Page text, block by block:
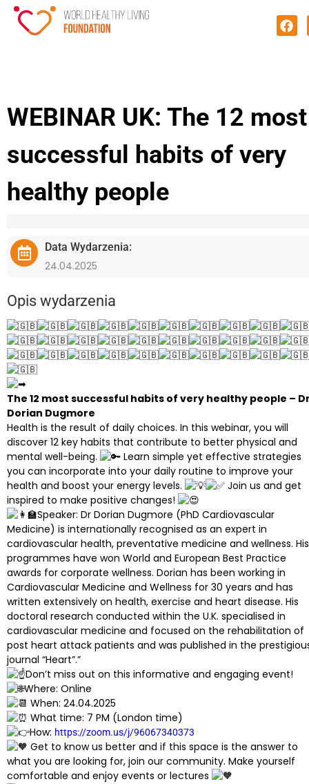
WEBINAR UK: The 12 most
successful habits of very
healthy people
Data Wydarzenia:
24.04.2025
Opis wydarzenia
The 12 most successful habits of very healthy people –
Dorian Dugmore
Health is the result of daily choices. In this webinar, you will
discover 12 key habits that contribute to better physical and
mental well-being.
Learn simple yet effective strategies
you can incorporate into your daily routine to improve your
health and boost your energy levels.
Join us and get
inspired to make positive changes!
Speaker: Dr Dorian Dugmore (PhD Cardiovascular
Medicine) is internationally recognised as an expert in
cardiovascular health, preventative medicine and wellness. His
programmes have won World and European Best Practice
awards for corporate wellness. Dorian has been working in
Cardiovascular Medicine and Wellness for 30 years and has
written extensively on health, exercise and heart disease. His
doctoral research conducted within the U.K. specialised in
cardiovascular medicine and focused on the rehabilitation of
post heart attack patients and was published in the
journal “Heart”.”
Don’t miss out on this informative and engaging event!
Where: Online
When: 24.04.2025
What time: 7 PM (London time)
How: https://zoom.us/j/96067340373
Get to know us better and if this space is the answer to
what you are looking for, join our community. Make yourself
comfortable and enjoy events or lectures